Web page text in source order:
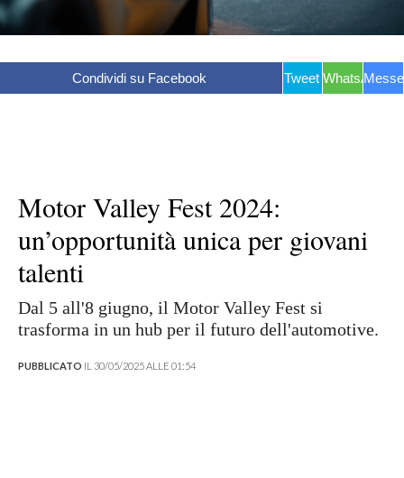
Condividi su Facebook Tweet WhatsApp
Motor Valley Fest 2024:
un’opportunità unica per giovani
talenti
Dal 5 all'8 giugno, il Motor Valley Fest si
trasforma in un hub per il futuro dell'automotive.
PUBBLICATO IL 30/05/2025 ALLE 01:54